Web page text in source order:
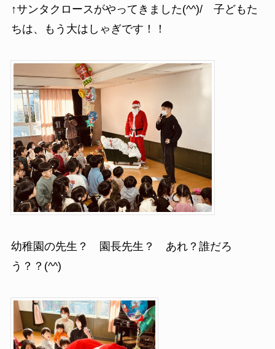
↑サンタクロースがやってきました(^^)/ 子どもた
ちは、もう大はしゃぎです！！
幼稚園の先生？ 園長先生？ あれ？誰だろ
う？？(^^)